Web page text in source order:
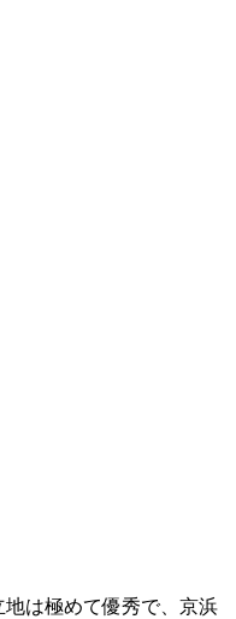
は極めて優秀で、京浜